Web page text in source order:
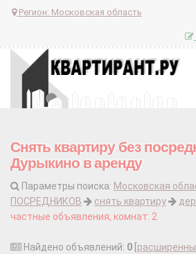
Регион: Московская область
Снять квартиру без
Дурыкино в аренду
Параметры поиска: Московская
ПОСРЕДНИКОВ
снять квартиру
частные объявления, комнат: 2
Найдено объявлений: 0